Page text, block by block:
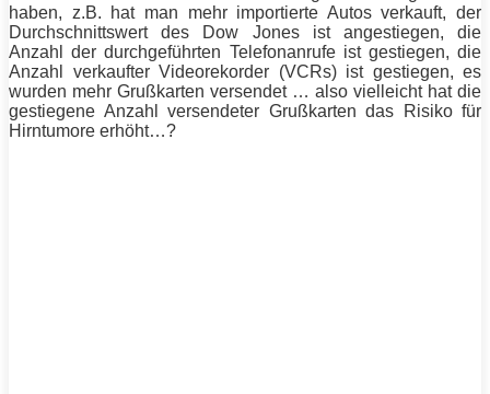
haben, z.B. hat man mehr importierte Autos verkauft, der
Durchschnittswert des Dow Jones ist angestiegen, die
Anzahl der durchgeführten Telefonanrufe ist gestiegen, die
Anzahl verkaufter Videorekorder (VCRs) ist gestiegen, es
wurden mehr Grußkarten versendet … also vielleicht hat die
gestiegene Anzahl versendeter Grußkarten das Risiko für
Hirntumore erhöht…?